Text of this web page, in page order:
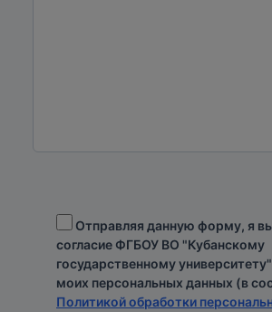
Отправляя данную форму, я
согласие ФГБОУ ВО "Кубанскому
государственному
моих персональных данных (в
Политикой обработки